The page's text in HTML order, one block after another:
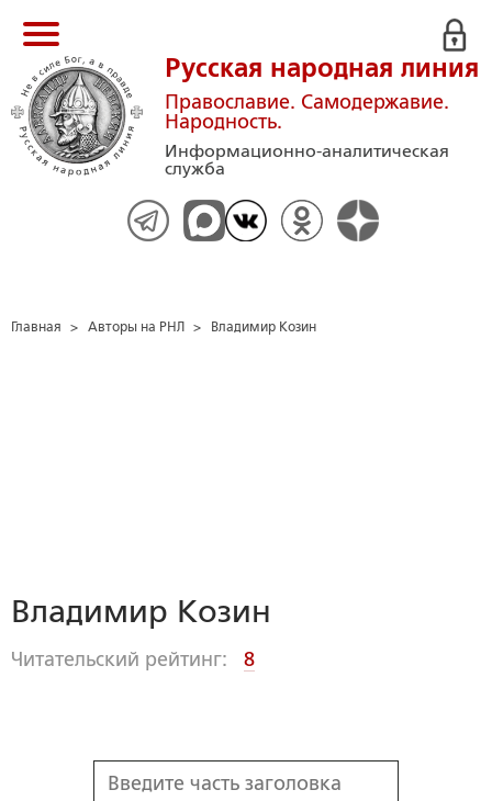
Русская народная линия
Православие. Самодержавие.
Народность.
Информационно-аналитическая
служба
Главная > Авторы на РНЛ > Владимир Козин
Владимир Козин
Читательский рейтинг: 8